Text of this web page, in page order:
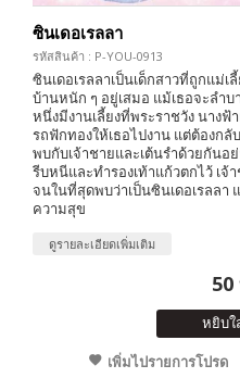
ซินเดอเรลลา
รหัสสินค้า : P-YOU-0913
ซินเดอเรลลาเป็นเด็กสาวที่ถูกแม่
บ้านหนัก ๆ อยู่เสมอ แม้เธอจะลำ
หนึ่งมีงานเลี้ยงที่พระราชวัง นาง
รถฟักทองให้เธอไปงาน แต่ต้องกลั
พบกับเจ้าชายและเต้นรำด้วยกันอ
รีบหนีและทำรองเท้าแก้วตกไว้ เจ้
จนในที่สุดพบว่าเป็นซินเดอเรลลา
ความสุข
ดูรายละเอียดเพิ่มเติม
หยิบใ
เพิ่มไปรายการโปรด